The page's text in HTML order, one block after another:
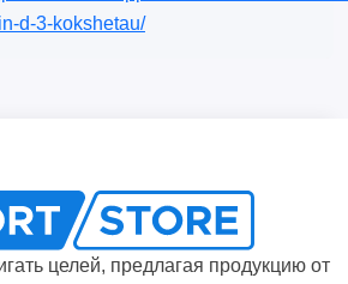
d-3-kokshetau/
целей, предлагая продукцию от